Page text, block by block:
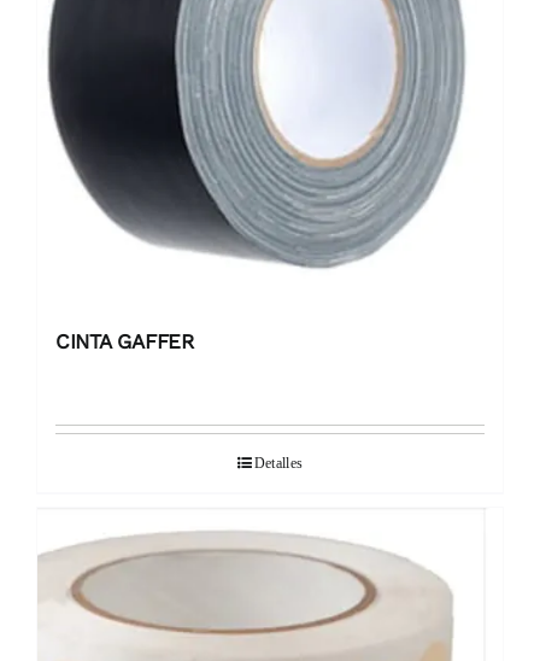
CINTA GAFFER
Detalles